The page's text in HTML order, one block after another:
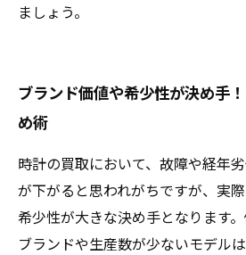
ましょう。
ブランド価値や希少性が決め手
め術
時計の買取において、故障や経年
が下がると思われがちですが、実
希少性が大きな決め手となります
ブランドや生産数が少ないモデル